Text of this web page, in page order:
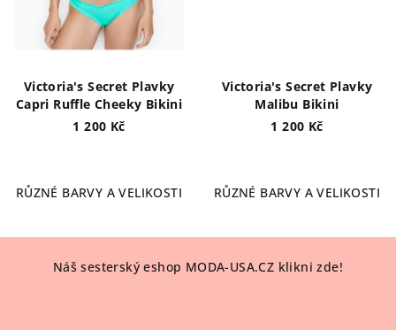
Victoria's Secret Plavky
Capri Ruffle Cheeky Bikini
1 200 Kč
produktu
5
RŮZNÉ BARVY A VELIKOSTI
Victoria's Secret Plavky
Malibu Bikini
1 200 Kč
RŮZNÉ BARVY A VELIKOSTI
Náš sesterský eshop MODA-USA.CZ klikni zde!